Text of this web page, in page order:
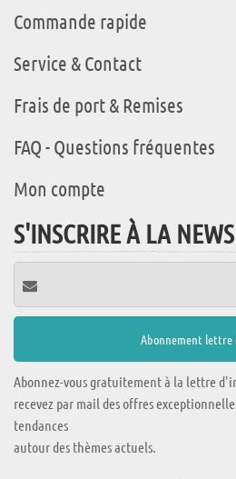
Commande rapide
Service & Contact
Frais de port & Remises
FAQ - Questions fréquentes
Mon compte
S'INSCRIRE À LA
Abonnez-vous gratuitement à la lettre
recevez par mail des offres
tendances
autour des thèmes actuels.